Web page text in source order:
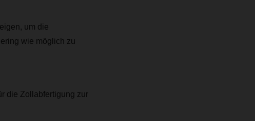
um die
wie möglich zu
die Zollabfertigung zur